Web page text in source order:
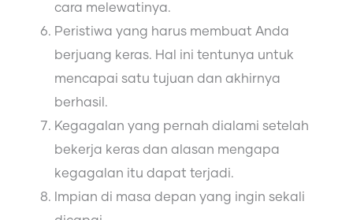
cara melewatinya.
Peristiwa yang harus membuat Anda
berjuang keras. Hal ini tentunya untuk
mencapai satu tujuan dan akhirnya
berhasil.
Kegagalan yang pernah dialami setelah
bekerja keras dan alasan mengapa
kegagalan itu dapat terjadi.
Impian di masa depan yang ingin sekali